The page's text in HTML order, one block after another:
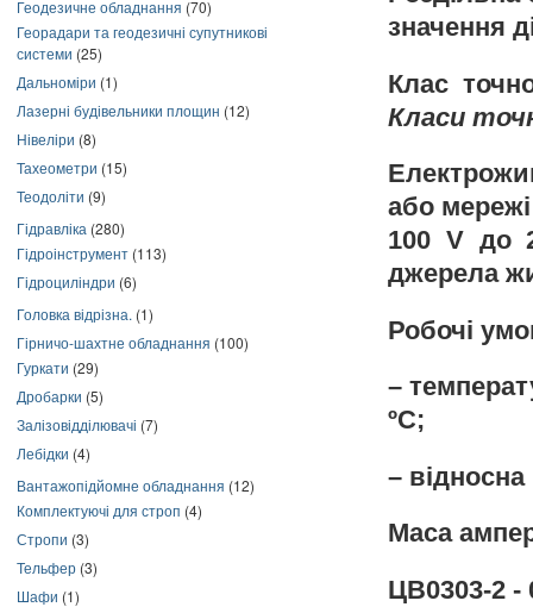
Геодезичне обладнання (70)
Георадари та геодезичні супутникові
системи (25)
Дальноміри (1)
Лазерні будівельники площин (12)
Нівеліри (8)
Тахеометри (15)
Теодоліти (9)
Гідравліка (280)
Гідроінструмент (113)
Гідроциліндри (6)
Головка відрізна. (1)
Гірничо-шахтне обладнання (100)
Гуркати (29)
Дробарки (5)
Залізовідділювачі (7)
Лебідки (4)
Вантажопідйомне обладнання (12)
Комплектуючі для строп (4)
Стропи (3)
Тельфер (3)
Шафи (1)
значення
Клас
Класи
або
100 V до
джерела
Робочі
–
ºС;
–
Маса
ЦВ0303-2 -